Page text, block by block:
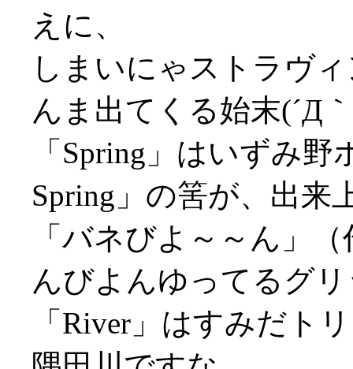
えに、
しまいにゃストラヴ
んま出てくる始末(´Д
「Spring」はいずみ
Spring」の筈が、出来
「バネびよ～～ん」
んびよんゆってるグ
「River」はすみだト